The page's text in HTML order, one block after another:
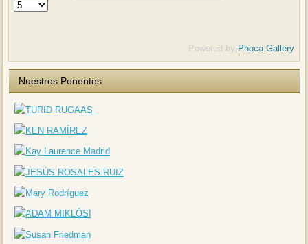
Powered by Phoca Gallery
Nuestros Ponentes